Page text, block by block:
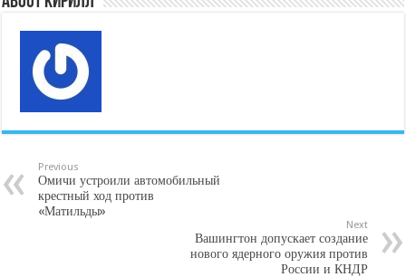
Previous
Омичи устроили автомобильный
крестный ход против
«Матильды»
Next
Вашингтон допускает создание
нового ядерного оружия против
России и КНДР